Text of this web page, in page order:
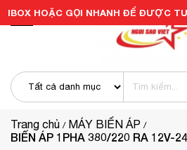
Trang chủ MÁY BIẾN ÁP
BIẾN ÁP 1PHA 380/220 RA 12V-
IBOX HOẶC GỌI NHANH ĐỂ ĐƯỢC